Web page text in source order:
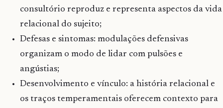
consultório reproduz e representa aspectos da vida
relacional do sujeito;
Defesas e sintomas: modulações defensivas
organizam o modo de lidar com pulsões e
angústias;
Desenvolvimento e vínculo: a história relacional e
os traços temperamentais oferecem contexto para